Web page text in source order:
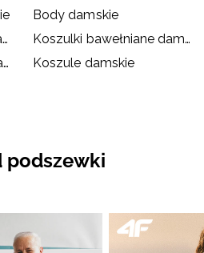
Body damskie
Koszulki bezszwowe damskie
Koszulki bawełniane damskie
Koszulki do pływania damskie
Koszule damskie
podszewki